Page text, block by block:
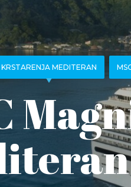
KRSTARENJA MEDITERAN